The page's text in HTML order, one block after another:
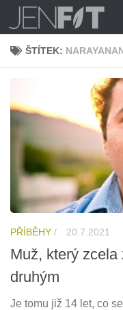
Skip to content
ŠTÍTEK:
PŘÍBĚHY / 20.7.2021
Muž, který
druhým
Je tomu již 14 let, co